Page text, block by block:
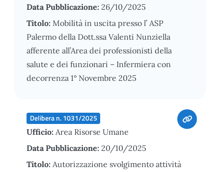
Data Pubblicazione: 26/10/2025
Titolo: Mobilità in uscita presso l’ ASP
Palermo della Dott.ssa Valenti Nunziella
afferente all’Area dei professionisti della
salute e dei funzionari – Infermiera con
decorrenza 1° Novembre 2025
Delibera n. 1031/2025
Ufficio: Area Risorse Umane
Data Pubblicazione: 20/10/2025
Titolo: Autorizzazione svolgimento attività